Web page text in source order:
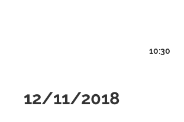
12/11/2018
10:30